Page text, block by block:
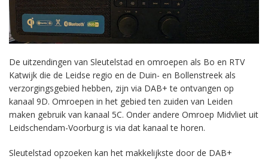
De uitzendingen van Sleutelstad en omroepen als Bo en RTV
Katwijk die de Leidse regio en de Duin- en Bollenstreek als
verzorgingsgebied hebben, zijn via DAB+ te ontvangen op
kanaal 9D. Omroepen in het gebied ten zuiden van Leiden
maken gebruik van kanaal 5C. Onder andere Omroep Midvliet uit
Leidschendam-Voorburg is via dat kanaal te horen.
Sleutelstad opzoeken kan het makkelijkste door de DAB+